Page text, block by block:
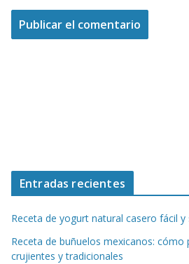
Entradas recientes
Receta de yogurt natural casero fácil
Receta de buñuelos mexicanos: cómo
crujientes y tradicionales